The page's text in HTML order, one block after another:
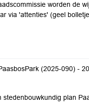
worden de
via 'attenties' (geel
(2025-090) -
plan